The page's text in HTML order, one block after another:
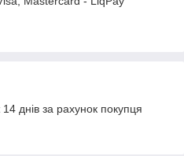
днів за рахунок покупця